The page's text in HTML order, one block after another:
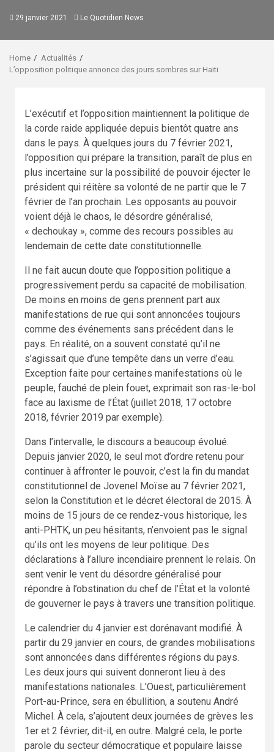
29 janvier 2021 Le Quotidien News
Home
Actualités
L’opposition politique annonce des jours sombres sur Haïti
L’exécutif et l’opposition maintiennent la politique de
la corde raide appliquée depuis bientôt quatre ans
dans le pays. À quelques jours du 7 février 2021,
l’opposition qui prépare la transition, paraît de plus en
plus incertaine sur la possibilité de pouvoir éjecter le
président qui réitère sa volonté de ne partir que le 7
février de l’an prochain. Les opposants au pouvoir
voient déjà le chaos, le désordre généralisé,
« dechoukay », comme des recours possibles au
lendemain de cette date constitutionnelle.
Il ne fait aucun doute que l’opposition politique a
progressivement perdu sa capacité de mobilisation.
De moins en moins de gens prennent part aux
manifestations de rue qui sont annoncées toujours
comme des événements sans précédent dans le
pays. En réalité, on a souvent constaté qu’il ne
s’agissait que d’une tempête dans un verre d’eau.
Exception faite pour certaines manifestations où le
peuple, fauché de plein fouet, exprimait son ras-le-bol
face au laxisme de l’État (juillet 2018, 17 octobre
2018, février 2019 par exemple).
Dans l’intervalle, le discours a beaucoup évolué.
Depuis janvier 2020, le seul mot d’ordre retenu pour
continuer à affronter le pouvoir, c’est la fin du mandat
constitutionnel de Jovenel Moïse au 7 février 2021,
selon la Constitution et le décret électoral de 2015. À
moins de 15 jours de ce rendez-vous historique, les
anti-PHTK, un peu hésitants, n’envoient pas le signal
qu’ils ont les moyens de leur politique. Des
déclarations à l’allure incendiaire prennent le relais. On
sent venir le vent du désordre généralisé pour
répondre à l’obstination du chef de l’État et la volonté
de gouverner le pays à travers une transition politique.
Le calendrier du 4 janvier est dorénavant modifié. À
partir du 29 janvier en cours, de grandes mobilisations
sont annoncées dans différentes régions du pays.
Les deux jours qui suivent donneront lieu à des
manifestations nationales. L’Ouest, particulièrement
Port-au-Prince, sera en ébullition, a soutenu André
Michel. À cela, s’ajoutent deux journées de grèves les
1er et 2 février, dit-il, en outre. Malgré cela, le porte
parole du secteur démocratique et populaire laisse